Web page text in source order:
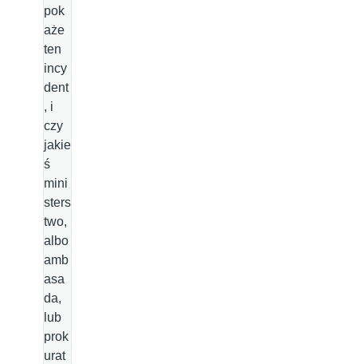
pok
aże
ten
incy
dent
, i
czy
jakie
ś
mini
sters
two,
albo
amb
asa
da,
lub
prok
urat